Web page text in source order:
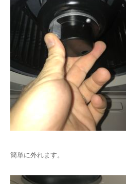
簡単に外れます。